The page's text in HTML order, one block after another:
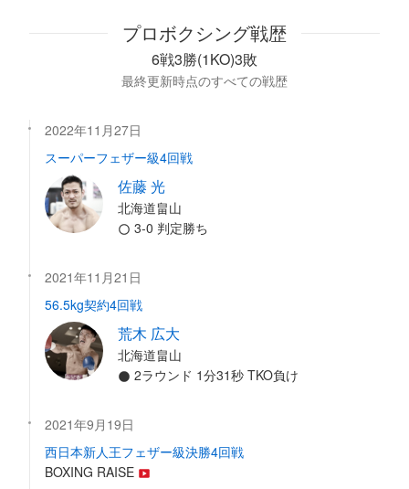
プロボクシング戦歴
6戦3勝(1KO)3敗
最終更新時点のすべての戦歴
2022年11月27日
スーパーフェザー級4回戦
佐藤 光
北海道畠山
3-0 判定勝ち
2021年11月21日
56.5kg契約4回戦
荒木 広大
北海道畠山
2ラウンド 1分31秒 TKO負け
2021年9月19日
西日本新人王フェザー級決勝4回戦
BOXING RAISE